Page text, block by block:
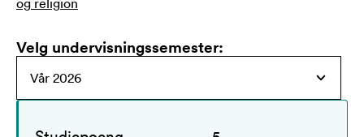
og religion
Velg undervisningssemester: